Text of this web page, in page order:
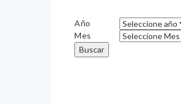
Año
Mes
Buscar